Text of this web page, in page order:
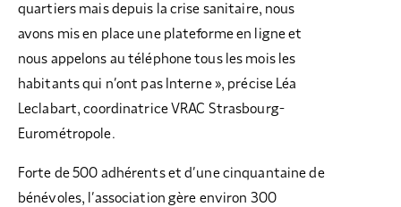
quartiers mais depuis la crise sanitaire, nous
avons mis en place une plateforme en ligne et
nous appelons au téléphone tous les mois les
habitants qui n’ont pas Interne », précise Léa
Leclabart, coordinatrice VRAC Strasbourg-
Eurométropole.
Forte de 500 adhérents et d’une cinquantaine de
bénévoles, l’association gère environ 300